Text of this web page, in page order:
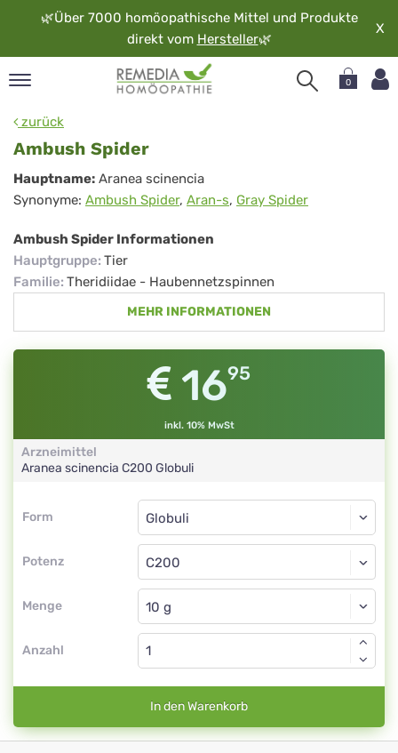
🌿Über 7000 homöopathische Mittel und Produkte
direkt vom Hersteller🌿
X
0
zurück
Ambush Spider
Ambush
Spider
Hauptname: Aranea scinencia
Synonyme: Ambush Spider, Aran-s, Gray Spider
Ambush Spider Informationen
Hauptgruppe: Tier
Familie: Theridiidae - Haubennetzspinnen
MEHR INFORMATIONEN
1695
inkl. 10% MwSt
Arzneimittel
Aranea scinencia C200 Globuli
Form
Form
Potenz
Globuli
C200
Menge
Globuli
Anzahl
In den Warenkorb